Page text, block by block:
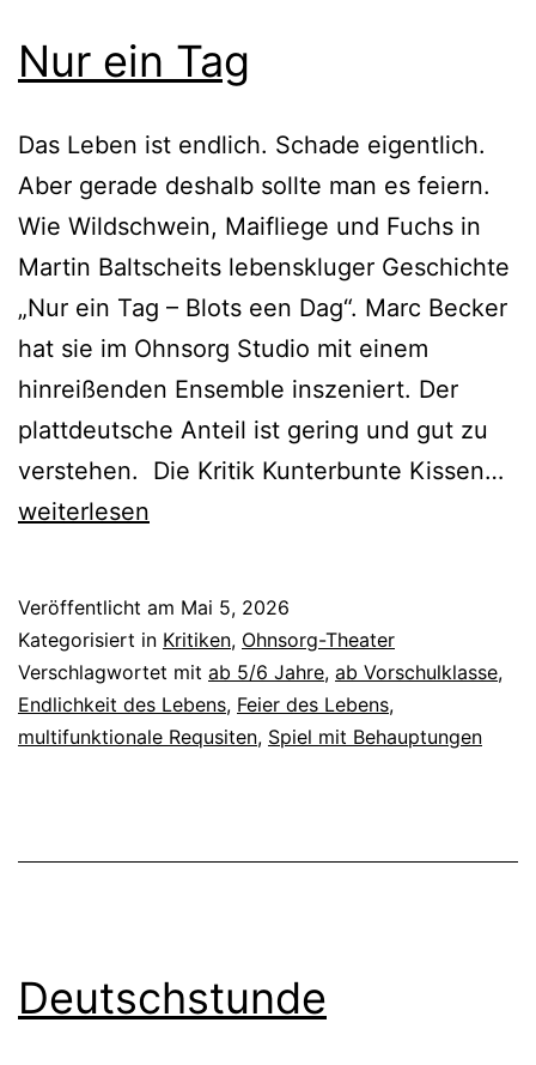
Nur ein Tag
Das Leben ist endlich. Schade eigentlich.
Aber gerade deshalb sollte man es feiern.
Wie Wildschwein, Maifliege und Fuchs in
Martin Baltscheits lebenskluger Geschichte
„Nur ein Tag – Blots een Dag“. Marc Becker
hat sie im Ohnsorg Studio mit einem
hinreißenden Ensemble inszeniert. Der
plattdeutsche Anteil ist gering und gut zu
verstehen. Die Kritik Kunterbunte Kissen…
weiterlesen
Veröffentlicht am Mai 5, 2026
Kategorisiert in Kritiken, Ohnsorg-Theater
Verschlagwortet mit ab 5/6 Jahre, ab Vorschulklasse,
Endlichkeit des Lebens, Feier des Lebens,
multifunktionale Requsiten, Spiel mit Behauptungen
Deutschstunde